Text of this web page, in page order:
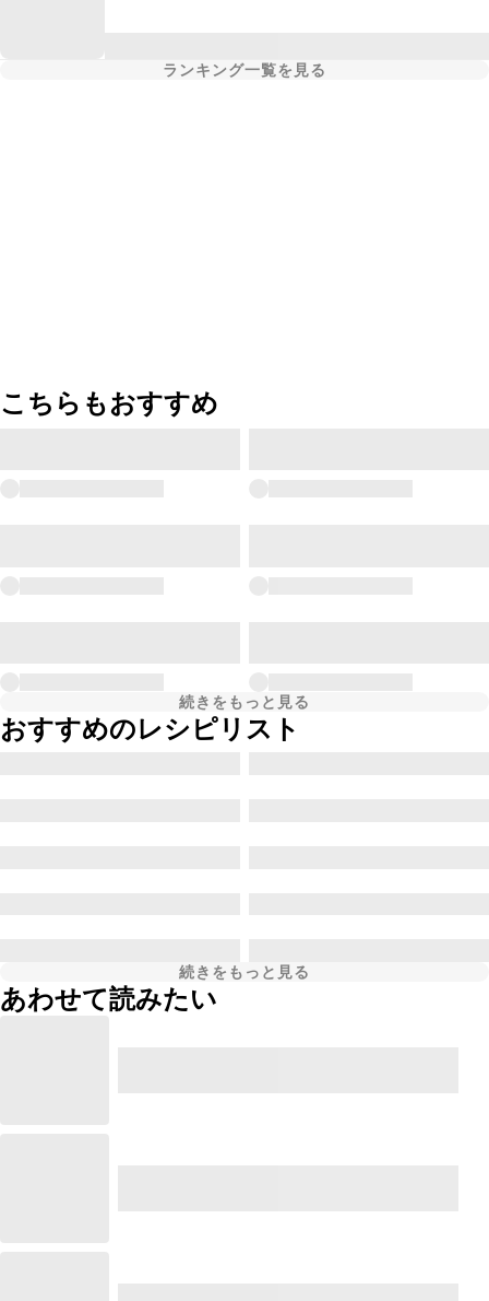
ランキング一覧を見る
こちらもおすすめ
続きをもっと見る
おすすめのレシピリスト
続きをもっと見る
あわせて読みたい